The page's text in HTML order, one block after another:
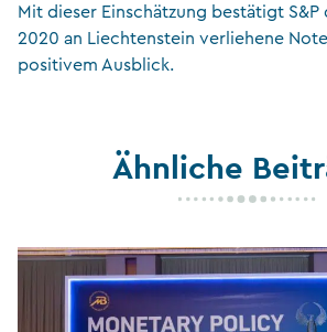
Mit dieser Einschätzung bestätigt
2020 an Liechtenstein verliehene
positivem Ausblick.
Ähnliche